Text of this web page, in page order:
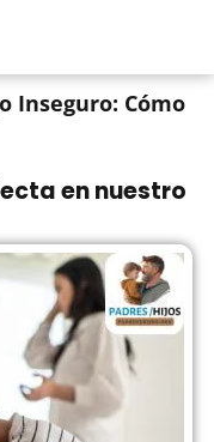
Inseguro: Cómo
en nuestro